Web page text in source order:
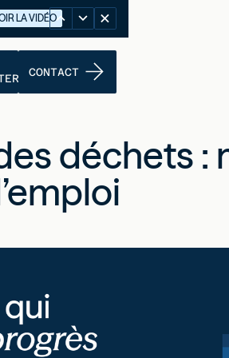
LA VIDÉO
CONTACT
déchets :